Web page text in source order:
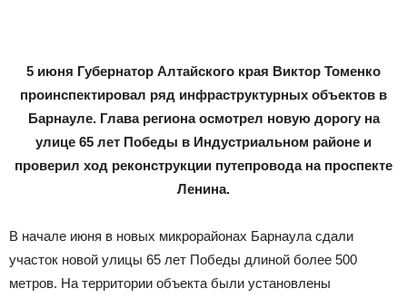
5 июня Губернатор Алтайского края Виктор Томенко
проинспектировал ряд инфраструктурных объектов в
Барнауле. Глава региона осмотрел новую дорогу на
улице 65 лет Победы в Индустриальном районе и
проверил ход реконструкции путепровода на проспекте
Ленина.
В начале июня в новых микрорайонах Барнаула сдали
участок новой улицы 65 лет Победы длиной более 500
метров. На территории объекта были установлены